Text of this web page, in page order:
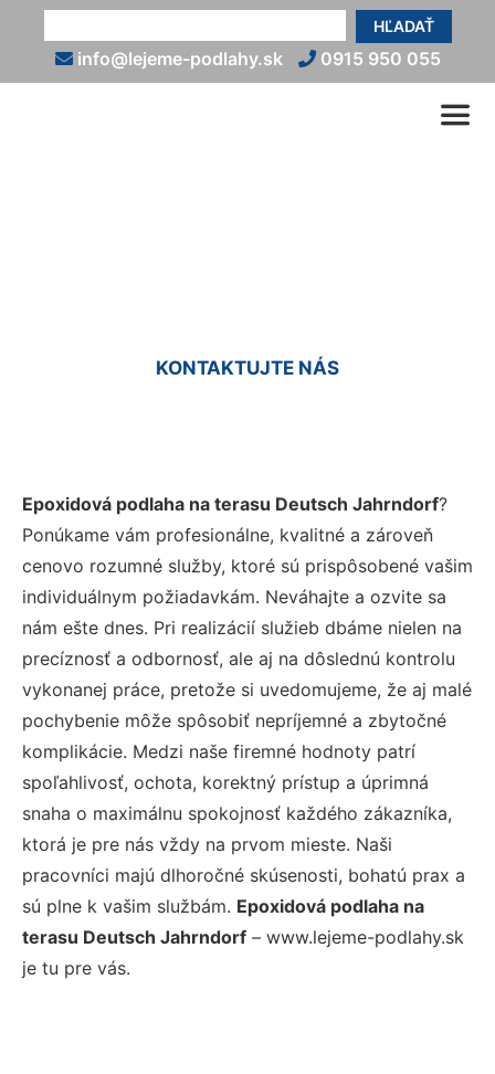
HĽADAŤ
info@lejeme-podlahy.sk 0915 950 055
KONTAKTUJTE NÁS
Epoxidová podlaha na terasu Deutsch Jahrndorf?
Ponúkame vám profesionálne, kvalitné a zároveň
cenovo rozumné služby, ktoré sú prispôsobené vašim
individuálnym požiadavkám. Neváhajte a ozvite sa
nám ešte dnes. Pri realizácií služieb dbáme nielen na
precíznosť a odbornosť, ale aj na dôslednú kontrolu
vykonanej práce, pretože si uvedomujeme, že aj malé
pochybenie môže spôsobiť nepríjemné a zbytočné
komplikácie. Medzi naše firemné hodnoty patrí
spoľahlivosť, ochota, korektný prístup a úprimná
snaha o maximálnu spokojnosť každého zákazníka,
ktorá je pre nás vždy na prvom mieste. Naši
pracovníci majú dlhoročné skúsenosti, bohatú prax a
sú plne k vašim službám. Epoxidová podlaha na
terasu Deutsch Jahrndorf – www.lejeme-podlahy.sk
je tu pre vás.